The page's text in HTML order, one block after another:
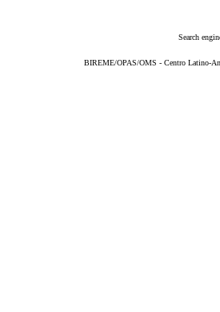
Search
BIREME/OPAS/OMS - Centro Latino-